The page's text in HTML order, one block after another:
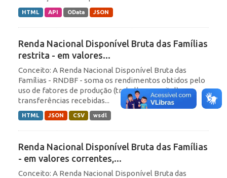
HTML API OData JSON
Renda Nacional Disponível Bruta das Famílias
restrita - em valores...
Conceito: A Renda Nacional Disponível Bruta das
Famílias - RNDBF - soma os rendimentos obtidos pelo
uso de fatores de produção (trabalho e capital) e as
transferências recebidas...
HTML JSON CSV wsdl
Renda Nacional Disponível Bruta das Famílias
- em valores correntes,...
Conceito: A Renda Nacional Disponível Bruta das